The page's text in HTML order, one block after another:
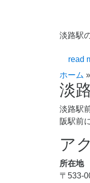
淡路駅
read
ホーム »
淡
淡路駅
阪駅前
ア
所在地
〒533-